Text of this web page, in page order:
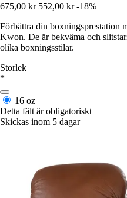
675,00 kr 552,00 kr -18%
Förbättra din boxningsprestation
Kwon. De är bekväma och
olika boxningsstilar.
Storlek
*
16 oz
Detta fält är obligatoriskt
Skickas inom 5 dagar